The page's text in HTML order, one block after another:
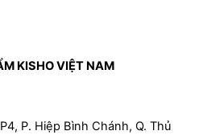
KISHO VIỆT NAM
P. Hiệp Bình Chánh, Q. Thủ